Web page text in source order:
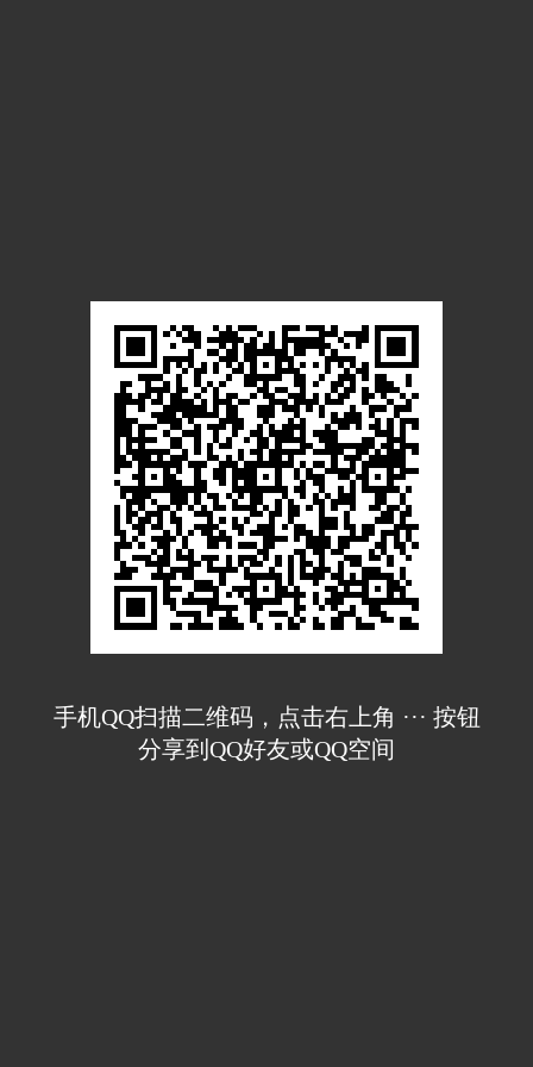
手机QQ扫描二维码，点击右上角 ··· 按钮
分享到QQ好友或QQ空间